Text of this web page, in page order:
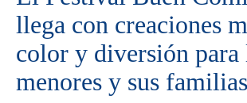
llega con creaciones
color y diversión para
menores y sus familias